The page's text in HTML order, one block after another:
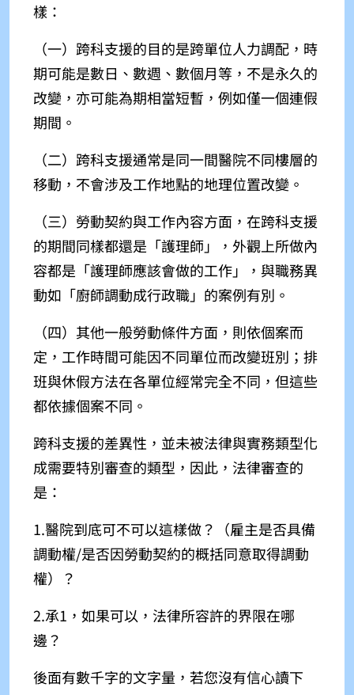
樣：
（一）跨科支援的目的是跨單位人力調配，時
期可能是數日、數週、數個月等，不是永久的
改變，亦可能為期相當短暫，例如僅一個連假
期間。
（二）跨科支援通常是同一間醫院不同樓層的
移動，不會涉及工作地點的地理位置改變。
（三）勞動契約與工作內容方面，在跨科支援
的期間同樣都還是「護理師」，外觀上所做內
容都是「護理師應該會做的工作」，與職務異
動如「廚師調動成行政職」的案例有別。
（四）其他一般勞動條件方面，則依個案而
定，工作時間可能因不同單位而改變班別；排
班與休假方法在各單位經常完全不同，但這些
都依據個案不同。
跨科支援的差異性，並未被法律與實務類型化
成需要特別審查的類型，因此，法律審查的
是：
1.醫院到底可不可以這樣做？（雇主是否具備
調動權/是否因勞動契約的概括同意取得調動
權）？
2.承1，如果可以，法律所容許的界限在哪
邊？
後面有數千字的文字量，若您沒有信心讀下